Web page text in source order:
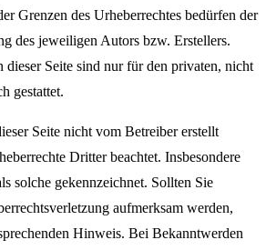
Grenzen des Urheberrechtes bedürfen der
des jeweiligen Autors bzw. Erstellers.
Seite sind nur für den privaten, nicht
gestattet.
Seite nicht vom Betreiber erstellt
Dritter beachtet. Insbesondere
solche gekennzeichnet. Sollten Sie
aufmerksam werden,
Hinweis. Bei Bekanntwerden